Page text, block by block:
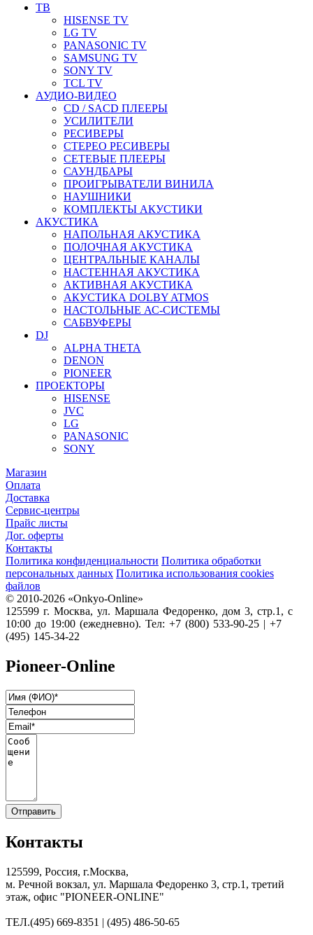
ТВ
HISENSE TV
LG TV
PANASONIC TV
SAMSUNG TV
SONY TV
TCL TV
АУДИО-ВИДЕО
CD / SACD ПЛЕЕРЫ
УСИЛИТЕЛИ
РЕСИВЕРЫ
СТЕРЕО РЕСИВЕРЫ
СЕТЕВЫЕ ПЛЕЕРЫ
САУНДБАРЫ
ПРОИГРЫВАТЕЛИ ВИНИЛА
НАУШНИКИ
КОМПЛЕКТЫ АКУСТИКИ
АКУСТИКА
НАПОЛЬНАЯ АКУСТИКА
ПОЛОЧНАЯ АКУСТИКА
ЦЕНТРАЛЬНЫЕ КАНАЛЫ
НАСТЕННАЯ АКУСТИКА
АКТИВНАЯ АКУСТИКА
АКУСТИКА DOLBY ATMOS
НАСТОЛЬНЫЕ АС-СИСТЕМЫ
САБВУФЕРЫ
DJ
ALPHA THETA
DENON
PIONEER
ПРОЕКТОРЫ
HISENSE
JVC
LG
PANASONIC
SONY
Магазин
Оплата
Доставка
Сервис-центры
Прайс листы
Дог. оферты
Контакты
Политика конфиденциальности Политика обработки
персональных данных Политика использования cookies
файлов
© 2010-2026 «Onkyo-Online»
125599 г. Москва, ул. Маршала Федоренко, дом 3, стр.1, с
10:00 до 19:00 (ежедневно). Тел: +7 (800) 533-90-25 | +7
(495) 145-34-22
Pioneer-Online
Контакты
125599, Россия, г.Москва,
м. Речной вокзал, ул. Маршала Федоренко 3, стр.1, третий
этаж, офис "PIONEER-ONLINE"
ТЕЛ.(495) 669-8351 | (495) 486-50-65